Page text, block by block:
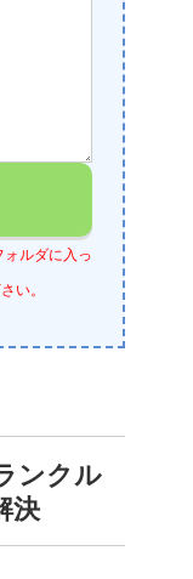
ルダに入っ
い。
ンクル
決